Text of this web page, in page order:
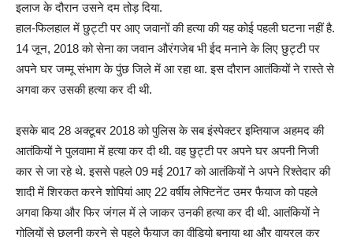
इलाज के दौरान उसने दम तोड़ दिया.
हाल-फिलहाल में छुट्टी पर आए जवानों की हत्या की यह कोई पहली घटना नहीं है.
14 जून, 2018 को सेना का जवान औरंगजेब भी ईद मनाने के लिए छुट्टी पर
अपने घर जम्मू संभाग के पुंछ जिले में आ रहा था. इस दौरान आतंकियों ने रास्ते से
अगवा कर उसकी हत्या कर दी थी.
इसके बाद 28 अक्टूबर 2018 को पुलिस के सब इंस्पेक्टर इम्तियाज अहमद की
आतंकियों ने पुलवामा में हत्या कर दी थी. वह छुट्टी पर अपने घर अपनी निजी
कार से जा रहे थे. इससे पहले 09 मई 2017 को आतंकियों ने अपने रिश्तेदार की
शादी में शिरकत करने शोपियां आए 22 वर्षीय लेफ्टिनेंट उमर फैयाज को पहले
अगवा किया और फिर जंगल में ले जाकर उनकी हत्या कर दी थी. आतंकियों ने
गोलियों से छलनी करने से पहले फैयाज का वीडियो बनाया था और वायरल कर